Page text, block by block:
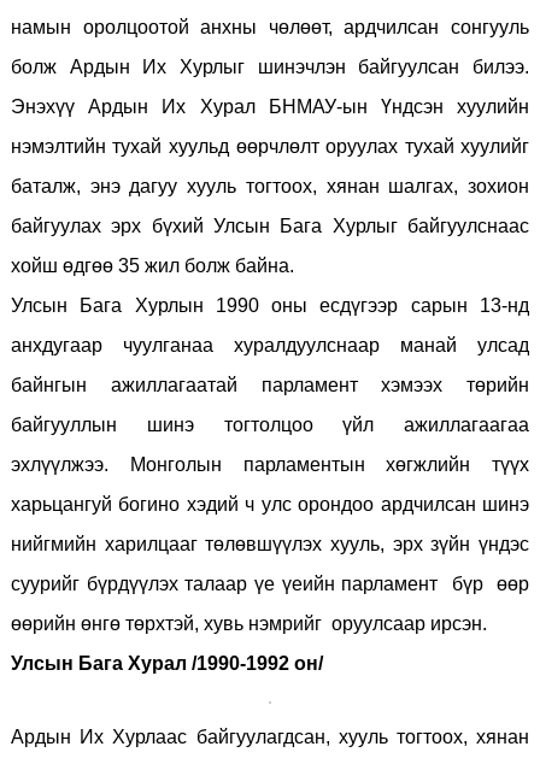
намын оролцоотой анхны чөлөөт, ардчилсан сонгууль
болж Ардын Их Хурлыг шинэчлэн байгуулсан билээ.
Энэхүү Ардын Их Хурал БНМАУ-ын Үндсэн хуулийн
нэмэлтийн тухай хуульд өөрчлөлт оруулах тухай хуулийг
баталж, энэ дагуу хууль тогтоох, хянан шалгах, зохион
байгуулах эрх бүхий Улсын Бага Хурлыг байгуулснаас
хойш өдгөө 35 жил болж байна.
Улсын Бага Хурлын 1990 оны есдүгээр сарын 13-нд
анхдугаар чуулганаа хуралдуулснаар манай улсад
байнгын ажиллагаатай парламент хэмээх төрийн
байгууллын шинэ тогтолцоо үйл ажиллагаагаа
эхлүүлжээ.
Монголын парламентын хөгжлийн түүх
харьцангуй богино хэдий ч улс орондоо ардчилсан шинэ
нийгмийн харилцааг төлөвшүүлэх хууль, эрх зүйн үндэс
суурийг бүрдүүлэх талаар үе үеийн парламент бүр өөр
өөрийн өнгө төрхтэй, хувь нэмрийг оруулсаар ирсэн.
Улсын Бага Хурал /1990-1992 он/
Ардын Их Хурлаас байгуулагдсан, хууль тогтоох, хянан